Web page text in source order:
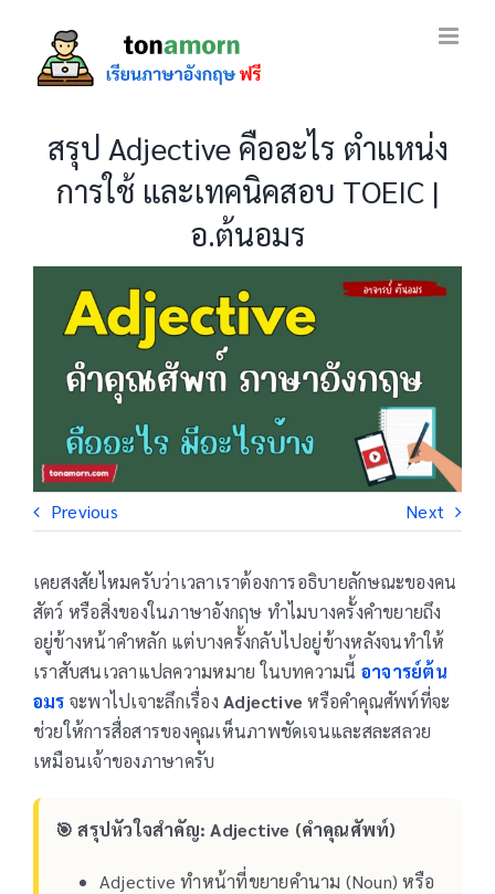
content
สรุป Adjective คืออะไร ตำแหน่ง
การใช้ และเทคนิคสอบ TOEIC |
อ.ต้นอมร
Previous Next
เคยสงสัยไหมครับว่าเวลาเราต้องการอธิบายลักษณะของคน
สัตว์ หรือสิ่งของในภาษาอังกฤษ ทำไมบางครั้งคำขยายถึง
อยู่ข้างหน้าคำหลัก แต่บางครั้งกลับไปอยู่ข้างหลังจนทำให้
เราสับสนเวลาแปลความหมาย ในบทความนี้ อาจารย์ต้น
อมร จะพาไปเจาะลึกเรื่องAdjective หรือคำคุณศัพท์ที่จะ
ช่วยให้การสื่อสารของคุณเห็นภาพชัดเจนและสละสลวย
เหมือนเจ้าของภาษาครับ
🎯 สรุปหัวใจสำคัญ: Adjective (คำคุณศัพท์)
Adjective ทำหน้าที่ขยายคำนาม (Noun) หรือ